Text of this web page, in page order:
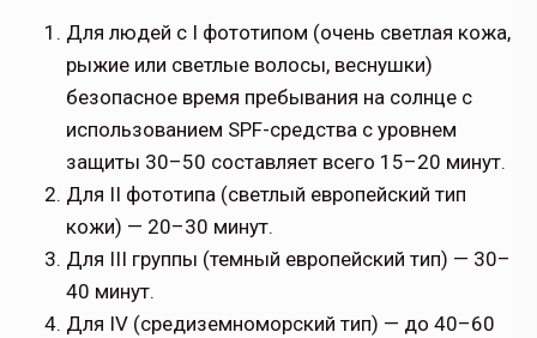
Для людей с I фототипом (очень светлая кожа,
рыжие или светлые волосы, веснушки)
безопасное время пребывания на солнце с
использованием SPF-средства с уровнем
защиты 30–50 составляет всего 15–20 минут.
Для II фототипа (светлый европейский тип
кожи) — 20–30 минут.
Для III группы (темный европейский тип) — 30–
40 минут.
Для IV (средиземноморский тип) — до 40–60